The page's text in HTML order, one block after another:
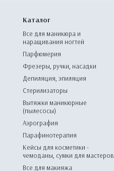
Каталог
Все для маникюра и
наращивания ногтей
Парфюмерия
Фрезеры, ручки, насадки
Депиляция, эпиляция
Стерилизаторы
Вытяжки маникюрные
(пылесосы)
Аэрография
Парафинотерапия
Кейсы для косметики -
чемоданы, сумки для мастеров
Все для макияжа